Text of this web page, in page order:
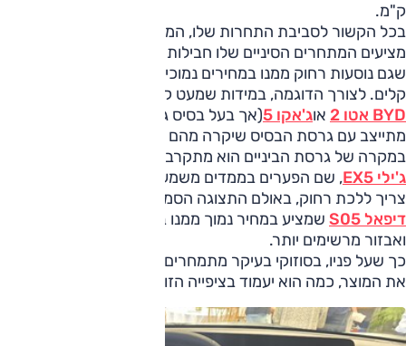
ק"מ.
בכל הקשור לסביבת התחרות שלו, המצב הכללי בו על הנייר
מציעים המתחרים הסיניים שלו חבילות מאובזרות, גדולות, חזקות
שגם נוסעות רחוק ממנו במחירים נמוכים יותר יעשו לו חיים לא
קלים. לצורך הדוגמה, במידות שמעט קטנות יותר מכלים כמו
BYD אטו 2
אוג'אקו 5
(אך בעל בסיס גלגלים גדול יותר) הוא
במקרה של גרסת הביניים הוא מתקרב למחירים של כלים כמו
ג'ילי EX5
, שם הפערים בממדים משמעותיים אפילו יותר. אבל לא
צריך ללכת רחוק, באולם התצוגה הסמוך, תחת אותו יבואן נמצא
דיפאל S05
שמציע במחיר נמוך ממנו ביצועים, ממדים, טווח
ואבזור מרשימים יותר.
כך שעל פניו, בסוזוקי בעיקר מתמחרים פה את כוח המותג ופחות
את המוצר, כמה הוא יעמוד בציפייה הזו - מבחן דרכים בקרוב.